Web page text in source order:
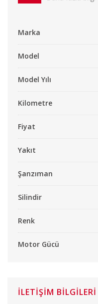
Marka
Model
Model Yılı
Kilometre
Fiyat
Yakıt
Şanzıman
Silindir
Renk
Motor Gücü
İLETİŞİM BİLGİLERİ